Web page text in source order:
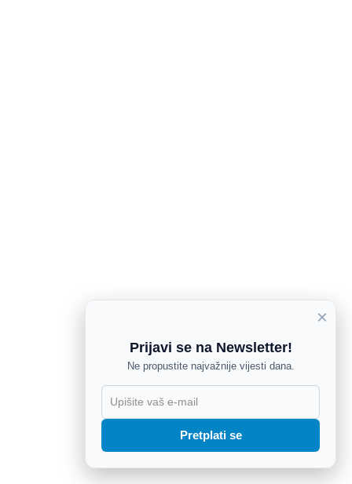
×
Prijavi se na Newsletter!
Ne propustite najvažnije vijesti dana.
Pretplati se